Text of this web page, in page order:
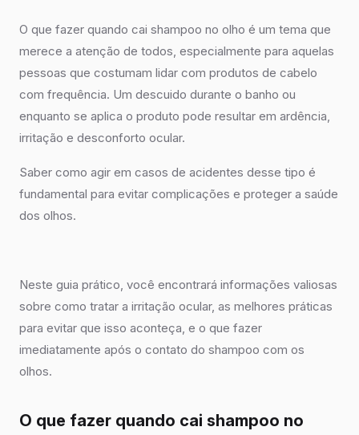
O que fazer quando cai shampoo no olho é um tema que
merece a atenção de todos, especialmente para aquelas
pessoas que costumam lidar com produtos de cabelo
com frequência. Um descuido durante o banho ou
enquanto se aplica o produto pode resultar em ardência,
irritação e desconforto ocular.
Saber como agir em casos de acidentes desse tipo é
fundamental para evitar complicações e proteger a saúde
dos olhos.
Neste guia prático, você encontrará informações valiosas
sobre como tratar a irritação ocular, as melhores práticas
para evitar que isso aconteça, e o que fazer
imediatamente após o contato do shampoo com os
olhos.
O que fazer quando cai shampoo no